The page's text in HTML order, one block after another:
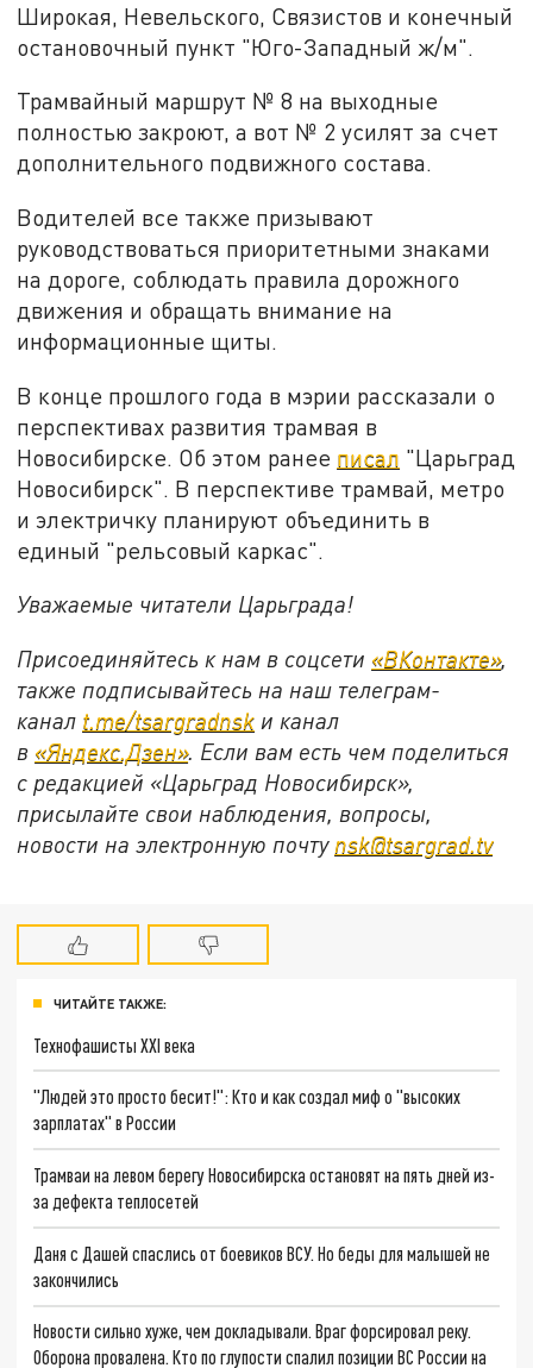
Широкая, Невельского, Связистов и конечный
остановочный пункт "Юго-Западный ж/м".
Трамвайный маршрут № 8 на выходные
полностью закроют, а вот № 2 усилят за счет
дополнительного подвижного состава.
Водителей все также призывают
руководствоваться приоритетными знаками
на дороге, соблюдать правила дорожного
движения и обращать внимание на
информационные щиты.
В конце прошлого года в мэрии рассказали о
перспективах развития трамвая в
Новосибирске. Об этом ранее писал "Царьград
Новосибирск". В перспективе трамвай, метро
и электричку планируют объединить в
единый "рельсовый каркас".
Уважаемые читатели Царьграда!
Присоединяйтесь к нам в соцсети «ВКонтакте»,
также подписывайтесь на наш телеграм-
канал t.me/tsargradnsk и канал
в «Яндекс.Дзен». Если вам есть чем поделиться
с редакцией «Царьград Новосибирск»,
присылайте свои наблюдения, вопросы,
новости на электронную почту nsk@tsargrad.tv
ЧИТАЙТЕ ТАКЖЕ:
Технофашисты XXI века
"Людей это просто бесит!": Кто и как создал миф о "высоких
зарплатах" в России
Трамваи на левом берегу Новосибирска остановят на пять дней из-
за дефекта теплосетей
Даня с Дашей спаслись от боевиков ВСУ. Но беды для малышей не
закончились
Новости сильно хуже, чем докладывали. Враг форсировал реку.
Оборона провалена. Кто по глупости спалил позиции ВС России на